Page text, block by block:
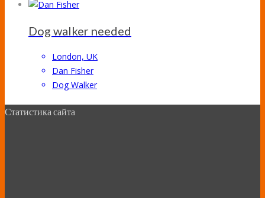
Dog walker needed
London, UK
Dan Fisher
Dog Walker
Статистика сайта